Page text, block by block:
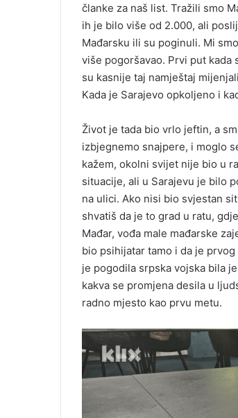
članke za naš list. Tražili smo
ih je bilo više od 2.000, ali
Mađarsku ili su poginuli. Mi
više pogoršavao. Prvi put
su kasnije taj namještaj
Kada je Sarajevo opkoljeno i
Život je tada bio vrlo jeftin, a
izbjegnemo snajpere, i moglo
kažem, okolni svijet nije bio u
situacije, ali u Sarajevu je bilo
na ulici. Ako nisi bio svjestan
shvatiš da je to grad u ratu,
Mađar, vođa male mađarske
bio psihijatar tamo i da je
je pogodila srpska vojska bila
kakva se promjena desila u
radno mjesto kao prvu metu.